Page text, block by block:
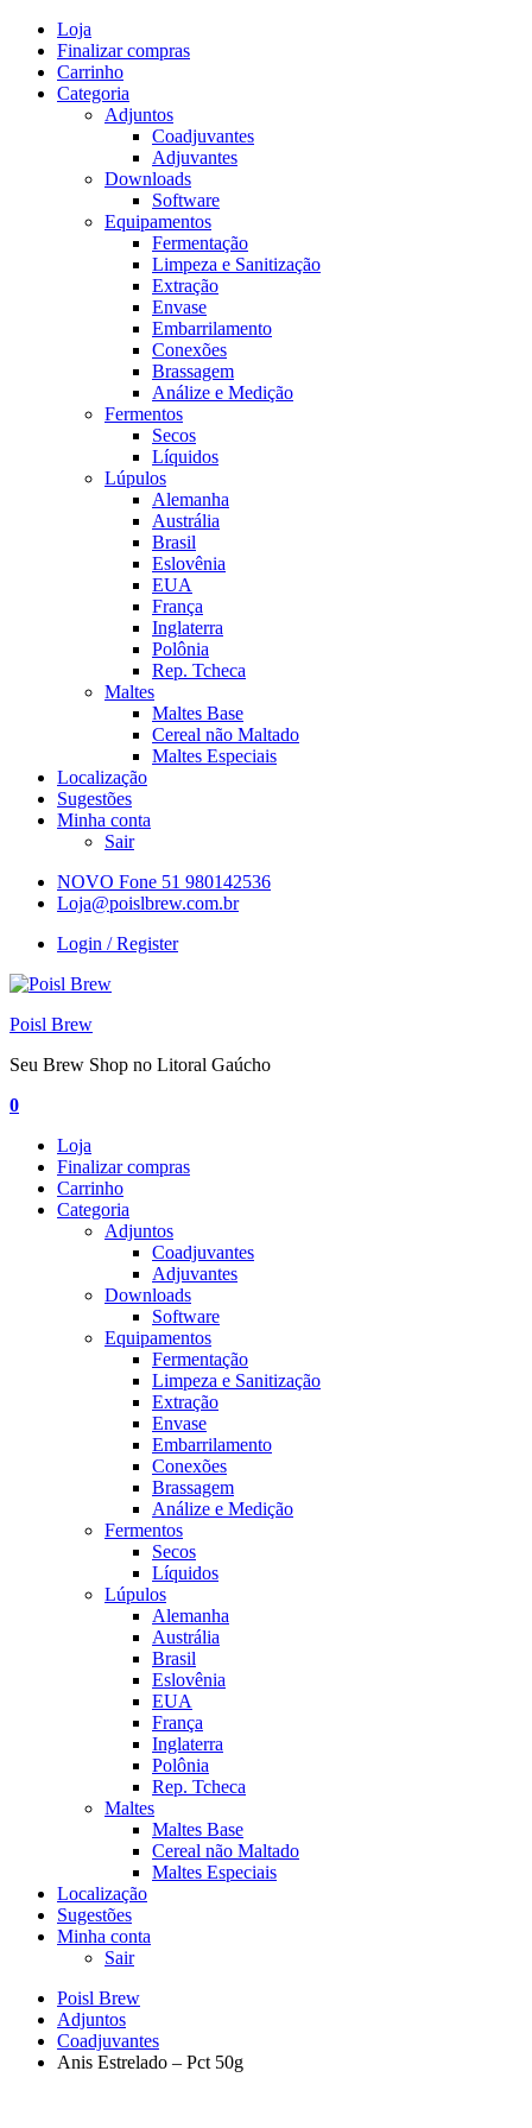
Skip
content
Loja
Finalizar compras
Carrinho
Categoria
Adjuntos
Coadjuvantes
Adjuvantes
Downloads
Software
Equipamentos
Fermentação
Limpeza e Sanitização
Extração
Envase
Embarrilamento
Conexões
Brassagem
Análize e Medição
Fermentos
Secos
Líquidos
Lúpulos
Alemanha
Austrália
Brasil
Eslovênia
EUA
França
Inglaterra
Polônia
Rep. Tcheca
Maltes
Maltes Base
Cereal não Maltado
Maltes Especiais
Localização
Sugestões
Minha conta
Sair
NOVO Fone 51 980142536
Loja@poislbrew.com.br
Login / Register
Poisl Brew
Seu Brew Shop no Litoral Gaúcho
0
Loja
Finalizar compras
Carrinho
Categoria
Adjuntos
Coadjuvantes
Adjuvantes
Downloads
Software
Equipamentos
Fermentação
Limpeza e Sanitização
Extração
Envase
Embarrilamento
Conexões
Brassagem
Análize e Medição
Fermentos
Secos
Líquidos
Lúpulos
Alemanha
Austrália
Brasil
Eslovênia
EUA
França
Inglaterra
Polônia
Rep. Tcheca
Maltes
Maltes Base
Cereal não Maltado
Maltes Especiais
Localização
Sugestões
Minha conta
Sair
Poisl Brew
Adjuntos
Coadjuvantes
Anis Estrelado – Pct 50g